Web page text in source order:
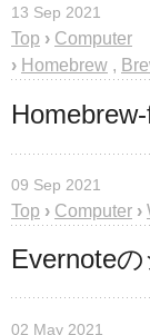
13 Sep 2021
Top › Computer
› Homebrew ,
09 Sep 2021
Top › Computer ›
Evernote
02 May 2021